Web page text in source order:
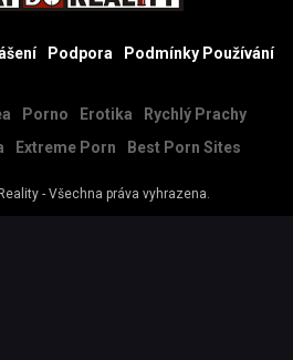
Podpora Podmínky Používání
Porno Erotika
Rychlý Prachy
Extreme Porn Best Porn Sites
- Všechna práva vyhrazena.